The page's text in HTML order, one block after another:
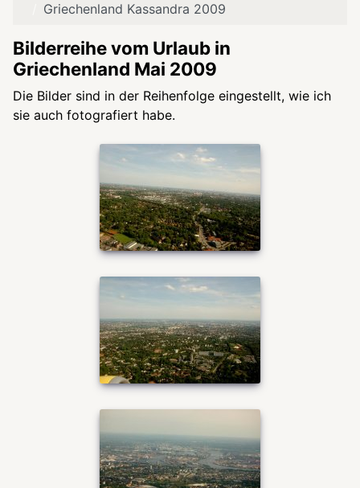
Griechenland Kassandra 2009
Bilderreihe vom Urlaub in
Griechenland Mai 2009
Die Bilder sind in der Reihenfolge eingestellt, wie ich
sie auch fotografiert habe.